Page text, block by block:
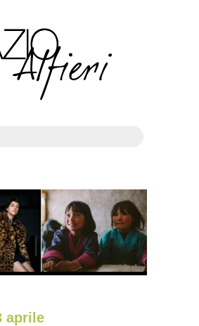
aprile